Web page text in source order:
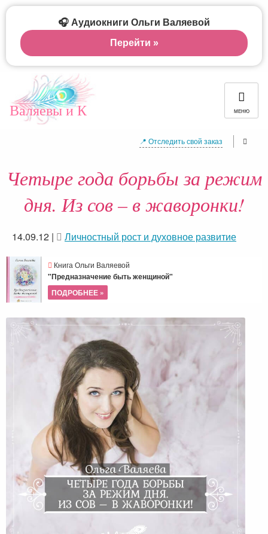
Валяевы и К МЕНЮ
📍 Отследить свой заказ
Четыре года борьбы за режим
дня. Из сов – в жаворонки!
14.09.12 | Личностный рост и духовное развитие
Книга Ольги Валяевой
"Предназначение быть женщиной"
ПОДРОБНЕЕ »
🎧 Аудиокниги Ольги Валяевой
Перейти »